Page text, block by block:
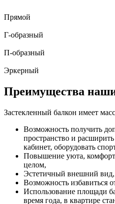
Прямой
Г-образный
П-образный
Эркерный
Преимущества
Застекленный балкон имеет
Возможность получить
пространство и
кабинет, оборудовать
Повышение уюта,
целом,
Эстетичный внешний вид,
Возможность избавиться
Использование площади
время года, в квартире